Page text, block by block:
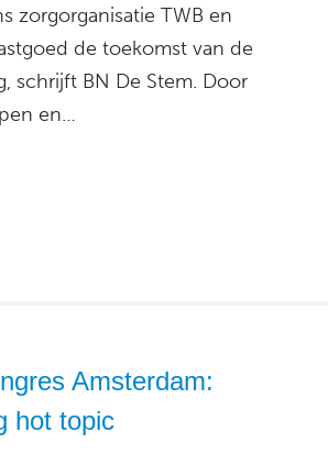
zorgorganisatie TWB en
de toekomst van de
schrijft BN De Stem. Door
en…
Amsterdam:
hot topic